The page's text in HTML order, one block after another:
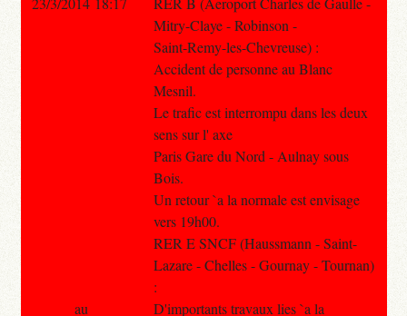
Mitry-Claye - Robinson -
Saint-Remy-les-Chevreuse) :
Accident de personne au Blanc
Mesnil.
Le trafic est interrompu dans les deux
sens sur l' axe
Paris Gare du Nord - Aulnay sous
Bois.
Un retour `a la normale est envisage
vers 19h00.
RER E SNCF (Haussmann - Saint-
Lazare - Chelles - Gournay - Tournan)
:
D'importants travaux lies `a la
au